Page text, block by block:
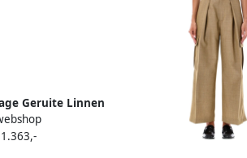
Geruite Linnen
Dames